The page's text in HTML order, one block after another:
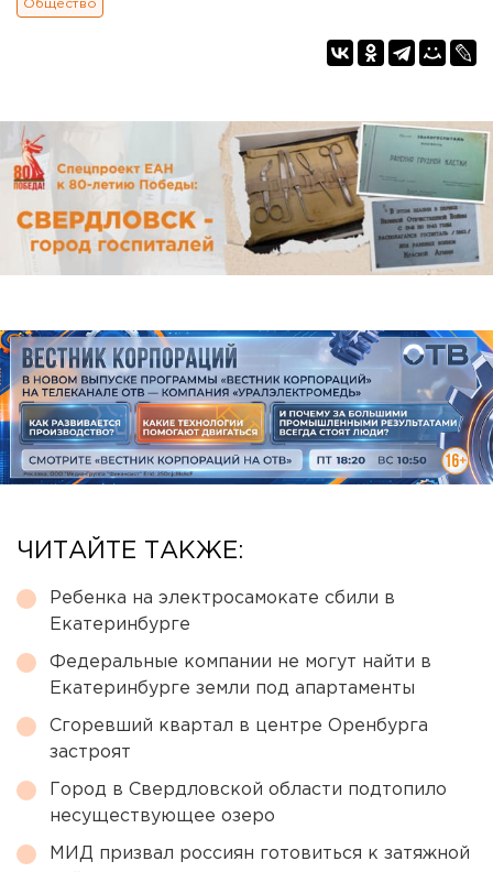
Общество
ЧИТАЙТЕ ТАКЖЕ:
Ребенка на электросамокате сбили в
Екатеринбурге
Федеральные компании не могут найти в
Екатеринбурге земли под апартаменты
Сгоревший квартал в центре Оренбурга
застроят
Город в Свердловской области подтопило
несуществующее озеро
МИД призвал россиян готовиться к затяжной